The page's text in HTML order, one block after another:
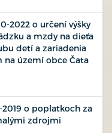
2022 o určení výšky
a mzdy na dieťa
detí a zariadenia
na území obce Čata
2019 o poplatkoch za
zdrojmi